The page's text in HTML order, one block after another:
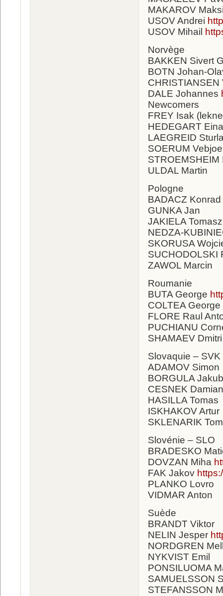
MAKAROV
USOV Andrei
USOV Mihail
Norvège
BAKKEN Sivert
BOTN Johan-
DALE Johannes
Newcomers
FREY Isak
HEDEGART
LAEGREID
SOERUM
ULDAL Martin
Pologne
BADACZ Konrad
GUNKA Jan
JAKIELA
NEDZA-
SKORUSA
SUCHODOLSKI
ZAWOL Marcin
Roumanie
BUTA George
COLTEA
FLORE Raul
PUCHIANU
SHAMAEV Dmitri
Slovaquie – SVK
ADAMOV Simon
BORGULA Jakub
CESNEK Damian
HASILLA Tomas
ISKHAKOV Artur
SKLENARIK
Slovénie – SLO
BRADESKO
DOVZAN Miha
FAK Jakov
PLANKO Lovro
VIDMAR Anton
Suède
BRANDT Viktor
NELIN Jesper
NORDGREN
NYKVIST Emil
PONSILUOMA
SAMUELSSON
STEFANSSON